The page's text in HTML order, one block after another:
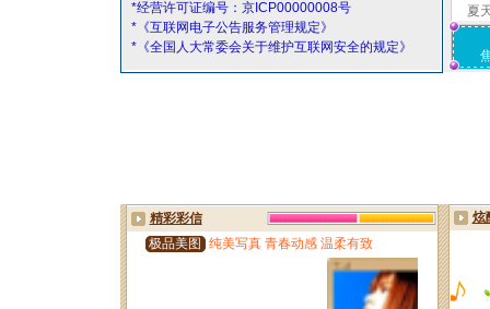
*经营许可证编号：京ICP00000008号
*《互联网电子公告服务管理规定》
*《全国人大常委会关于维护互联网安全的规定》
夏